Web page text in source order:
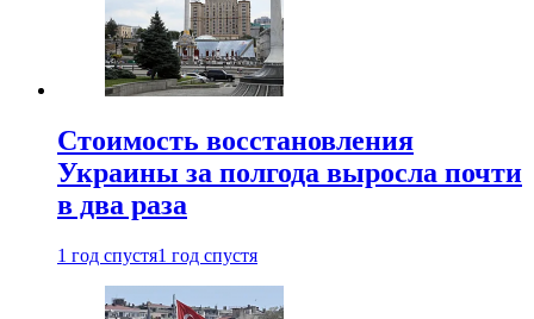
Стоимость восстановления
Украины за полгода выросла почти
в два раза
1 год спустя1 год спустя